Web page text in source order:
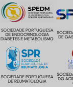
SOCIEDADE PORTUGUESA
DE ENDOCRINOLOGIA
DIABETES E METABOLISMO DE
SOCIEDADE PORTUGUESA
DE REUMATOLOGIA DO